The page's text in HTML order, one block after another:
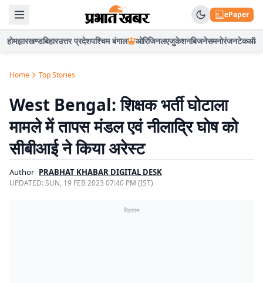
ePaper
होमझारखण्डबिहारउत्तर प्रदेशपश्चिम बंगाल ओरिजिनलएजुकेशनबिजनेसमनोरंजनटेकऑटो
Home Top Stories
West Bengal: शिक्षक भर्ती घोटाला
मामले में तापस मंडल एवं नीलाद्रि घोष को
सीबीआई ने किया अरेस्ट
Author PRABHAT KHABAR DIGITAL DESK
UPDATED:SUN, 19 FEB 2023 07:40 PM (IST)
विज्ञापन